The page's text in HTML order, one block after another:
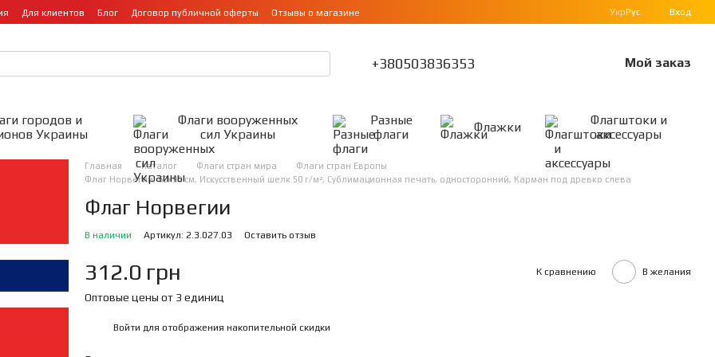
Для клиентов Блог Договор публичной оферты Отзывы о магазине УкрРус Вход
+380503836353 Мой заказ
городов и
Украины
Флаги вооруженных
сил Украины
Разные
флаги
Флажки
Флагштоки и
аксессуары
Главная Каталог Флаги стран мира
Флаги стран Европы
Флаг Норвегии, 60х90 см, Искусственный шелк 50 г/м², Сублимационная печать, односторонний, Карман под древко слева
Флаг Норвегии
В наличии Артикул: 2.3.027.03 Оставить отзыв
312.0 грн К сравнению В желания
Оптовые цены от 3 единиц
Войти для отображения накопительной скидки